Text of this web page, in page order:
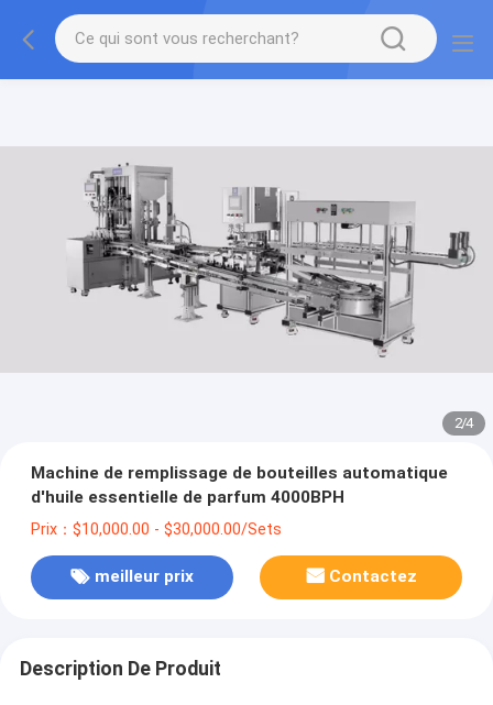
2/4
Machine de remplissage de bouteilles automatique
d'huile essentielle de parfum 4000BPH
Prix：$10,000.00 - $30,000.00/Sets
meilleur prix Contactez
Description De Produit